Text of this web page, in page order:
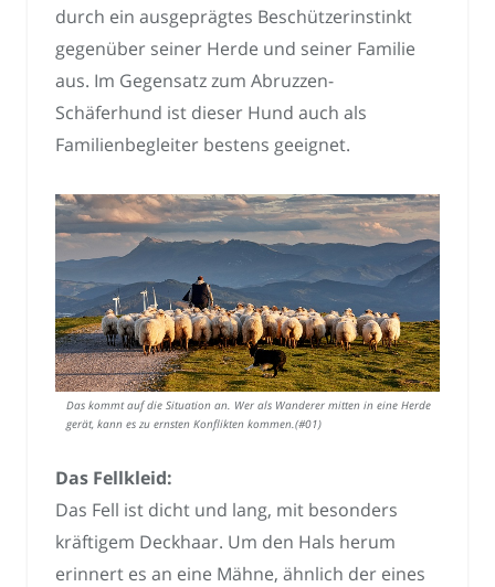
durch ein ausgeprägtes Beschützerinstinkt
gegenüber seiner Herde und seiner Familie
aus. Im Gegensatz zum Abruzzen-
Schäferhund ist dieser Hund auch als
Familienbegleiter bestens geeignet.
Das kommt auf die Situation an. Wer als Wanderer mitten in eine Herde
gerät, kann es zu ernsten Konflikten kommen.(#01)
Das Fellkleid:
Das Fell ist dicht und lang, mit besonders
kräftigem Deckhaar. Um den Hals herum
erinnert es an eine Mähne, ähnlich der eines